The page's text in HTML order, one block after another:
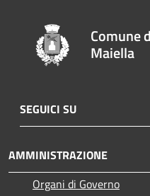
Comune
Maiella
SEGUICI SU
AMMINISTRAZIONE
Organi di Governo